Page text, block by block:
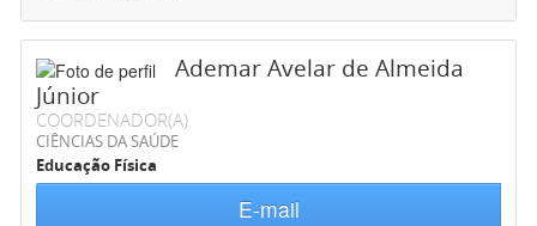
Ademar Avelar de Almeida
Júnior
COORDENADOR(A)
CIÊNCIAS DA SAÚDE
Educação Física
E-mail